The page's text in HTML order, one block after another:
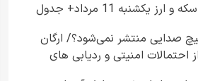
11 مرداد+ جدول
صدایی منتشر نمی‌شود؟/ ارگان
احتمالات امنیتی و ردیابی های